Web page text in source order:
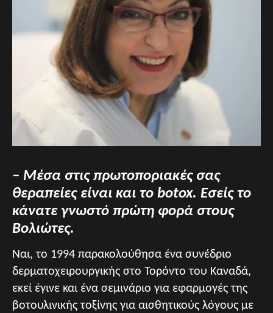
– Μέσα στις πρωτοποριακές σας
θεραπείες είναι και το botox. Εσείς το
κάνατε γνωστό πρώτη φορά στους
Βολιώτες.
Ναι, το 1994 παρακολούθησα ένα συνέδριο
δερματοχειρουργικής στο Τορόντο του Καναδά,
εκεί έγινε και ένα σεμινάριο για εφαρμογές της
βοτουλινικής τοξίνης για αισθητικούς λόγους με